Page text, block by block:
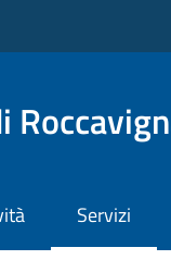
Servizi